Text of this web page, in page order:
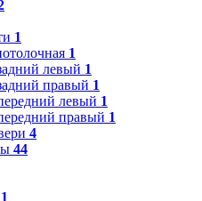
1
1
левый 1
правый 1
левый 1
правый 1
4
44
1